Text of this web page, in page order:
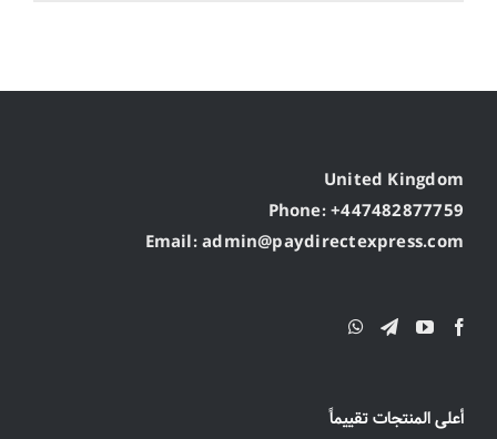
United Kingdom
Phone: +447482877759
Email: admin@paydirectexpress.com
أعلى المنتجات تقييماً